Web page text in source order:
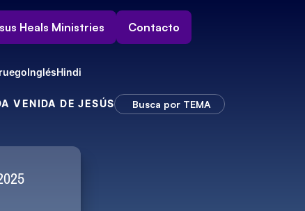
Heals Ministries Contacto
InglésHindi
VENIDA DE JESÚS Busca por TEMA